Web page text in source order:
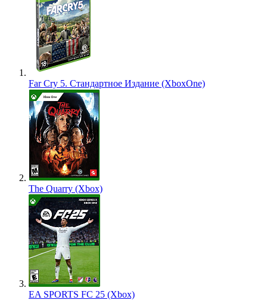
Far Cry 5. Стандартное Издание (XboxOne)
The Quarry (Xbox)
EA SPORTS FC 25 (Xbox)